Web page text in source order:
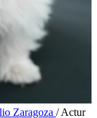
Zaragoza / Actur